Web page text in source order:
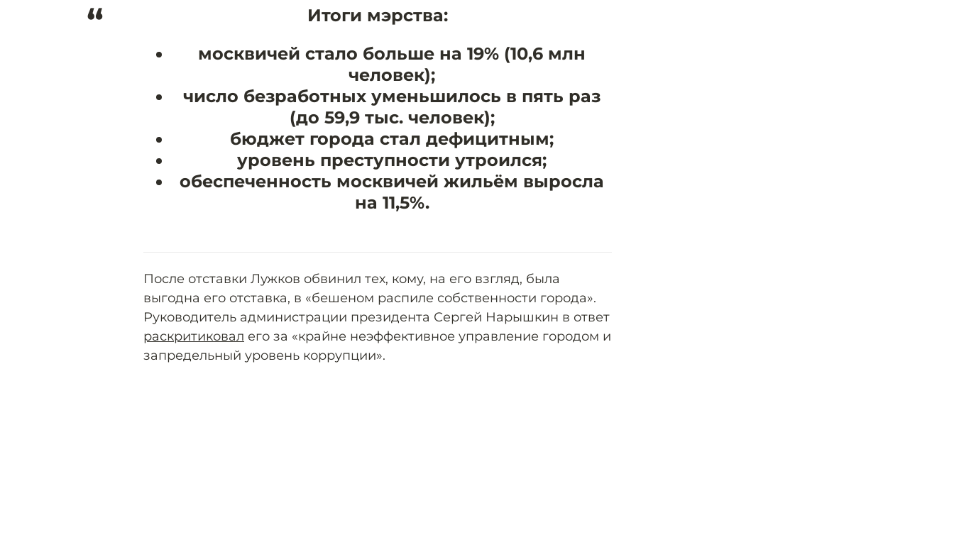
“
Итоги мэрства:
москвичей стало больше на 19% (10,6 млн
человек);
число безработных уменьшилось в пять раз
(до 59,9 тыс. человек);
бюджет города стал дефицитным;
уровень преступности утроился;
обеспеченность москвичей жильём выросла
на 11,5%.
После отставки Лужков обвинил тех, кому, на его взгляд, была
выгодна его отставка, в «бешеном распиле собственности города».
Руководитель администрации президента Сергей Нарышкин в ответ
раскритиковал его за «крайне неэффективное управление городом и
запредельный уровень коррупции».